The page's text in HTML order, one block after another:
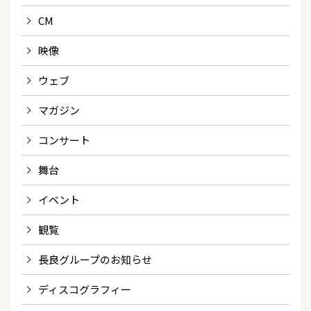
CM
映像
ウェブ
マガジン
コンサート
舞台
イベント
観覧
長良グループのお知らせ
ディスコグラフィー